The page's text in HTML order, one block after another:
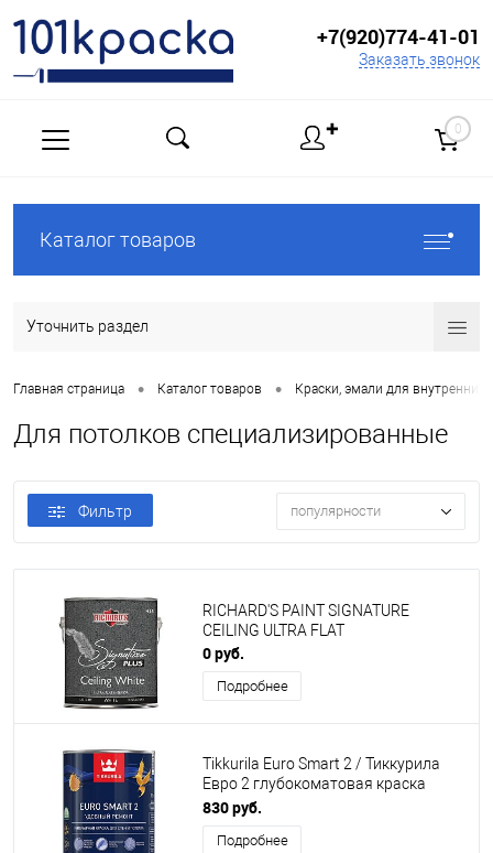
+7(920)774-41-01
Заказать звонок
✚ 0
Каталог товаров
Уточнить раздел
Главная страница • Каталог товаров • Краски, эмали для внутренних
Для потолков специализированные
Фильтр популярности
RICHARD'S PAINT SIGNATURE
CEILING ULTRA FLAT
0 руб.
Подробнее
Tikkurila Euro Smart 2 / Тиккурила
Евро 2 глубокоматовая краска
интерьерная
830 руб.
Подробнее